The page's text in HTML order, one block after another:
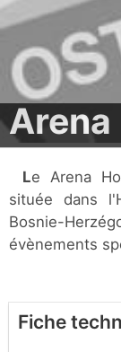
Arena
Le Arena Hotel Hills est la salle multi-fonctions
située dans
Bosnie-
évènements
Fiche